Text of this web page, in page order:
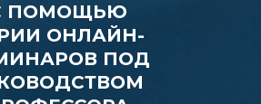
ПОМОЩЬЮ
ОНЛАЙН-
ПОД